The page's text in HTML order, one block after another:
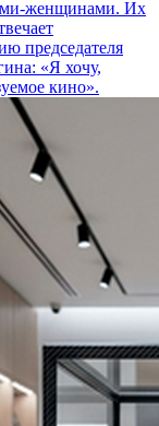
женщинами. Их
председателя
«Я хочу,
кино».